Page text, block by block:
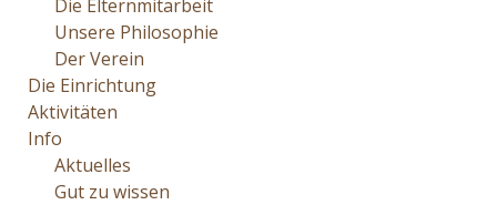
Die Elternmitarbeit
Unsere Philosophie
Der Verein
Die Einrichtung
Aktivitäten
Info
Aktuelles
Gut zu wissen